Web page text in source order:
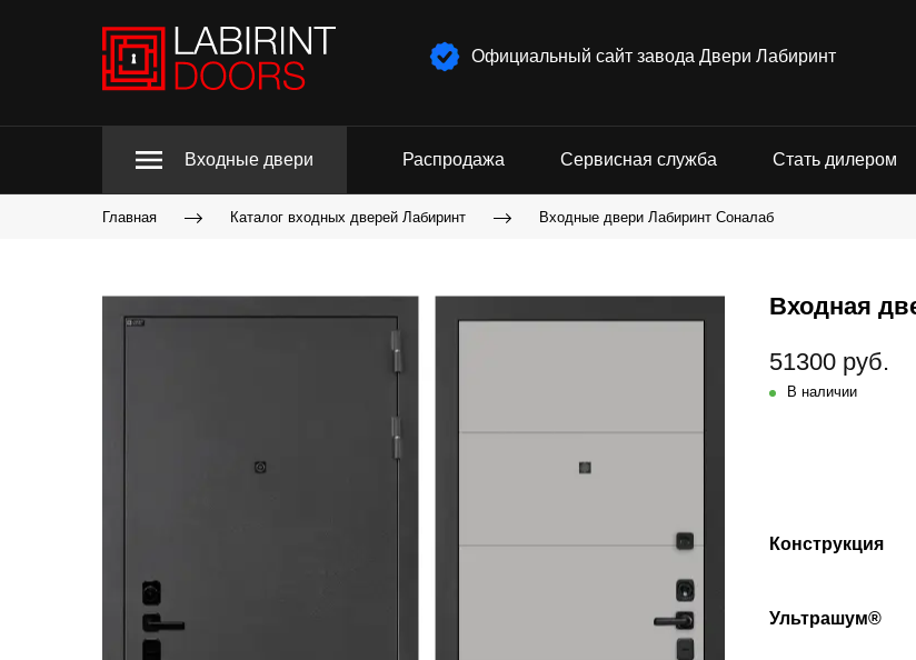
Официальный сайт завода Двери Лабиринт
Входные двери Распродажа Сервисная служба Стать дилером
Главная Каталог входных дверей Лабиринт Входные двери Лабиринт Соналаб
Входная
51300 руб.
В наличии
Конструкция
Ультрашум®